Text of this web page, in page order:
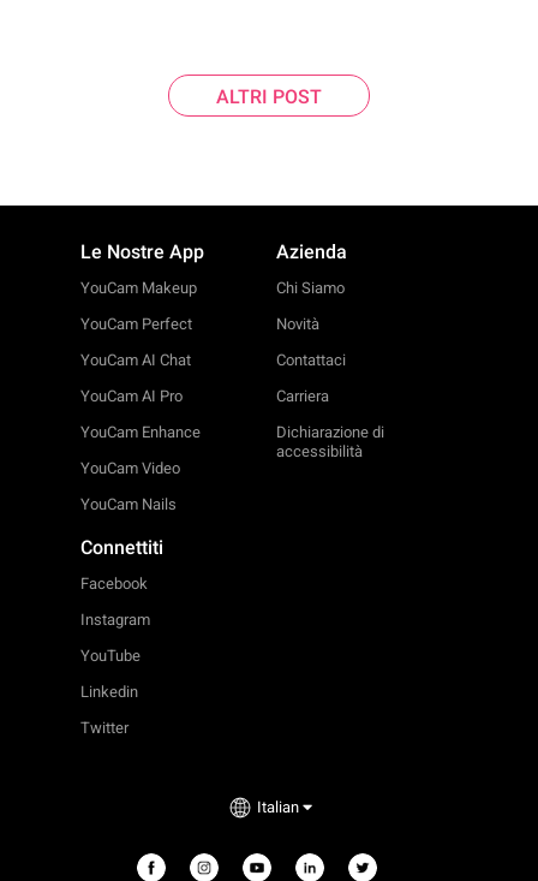
ALTRI POST
Le Nostre App
YouCam Makeup
YouCam Perfect
YouCam AI Chat
YouCam AI Pro
YouCam Enhance
YouCam Video
YouCam Nails
Azienda
Chi Siamo
Novità
Contattaci
Carriera
Dichiarazione di
accessibilità
Connettiti
Facebook
Instagram
YouTube
Linkedin
Twitter
Italian